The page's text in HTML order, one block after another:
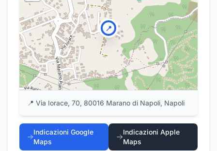
📍
📍 Via Iorace, 70, 80016 Marano di Napoli, Napoli
Indicazioni Google
Maps
Indicazioni Apple
Maps